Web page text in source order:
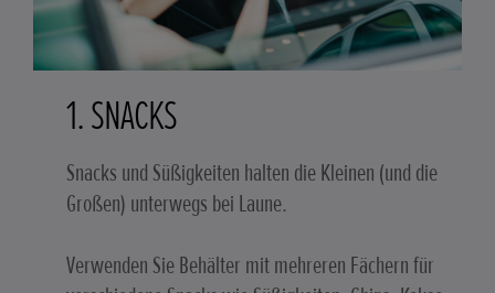
1. SNACKS
Snacks und Süßigkeiten halten die Kleinen (und die
Großen) unterwegs bei Laune.
Verwenden Sie Behälter mit mehreren Fächern für